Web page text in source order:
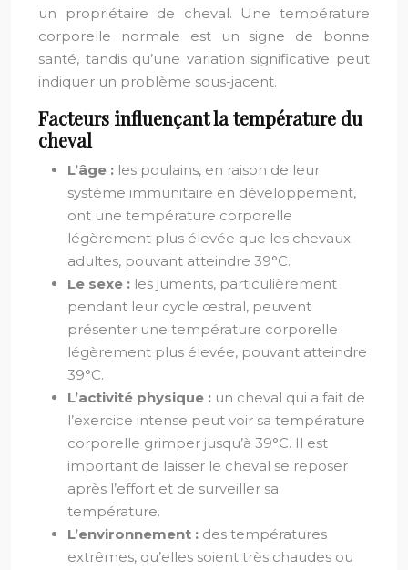
un propriétaire de cheval. Une température
corporelle normale est un signe de bonne
santé, tandis qu’une variation significative peut
indiquer un problème sous-jacent.
Facteurs influençant la température du
cheval
L’âge : les poulains, en raison de leur
système immunitaire en développement,
ont une température corporelle
légèrement plus élevée que les chevaux
adultes, pouvant atteindre 39°C.
Le sexe : les juments, particulièrement
pendant leur cycle œstral, peuvent
présenter une température corporelle
légèrement plus élevée, pouvant atteindre
39°C.
L’activité physique : un cheval qui a fait de
l’exercice intense peut voir sa température
corporelle grimper jusqu’à 39°C. Il est
important de laisser le cheval se reposer
après l’effort et de surveiller sa
température.
L’environnement : des températures
extrêmes, qu’elles soient très chaudes ou